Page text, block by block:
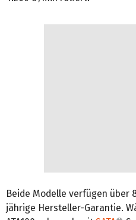
Beide Modelle verfügen über
jährige Hersteller-Garantie.